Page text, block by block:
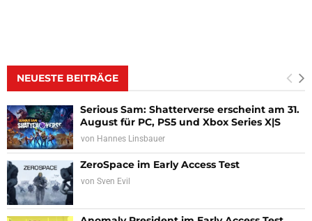
NEUESTE BEITRÄGE
Serious Sam: Shatterverse erscheint am 31.
August für PC, PS5 und Xbox Series X|S
von Hannes Linsbauer
ZeroSpace im Early Access Test
von Sven Evil